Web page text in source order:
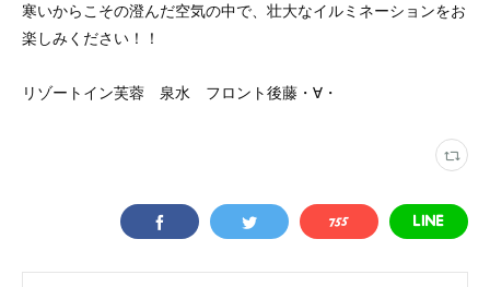
寒いからこその澄んだ空気の中で、壮大なイルミネーションをお
楽しみください！！
リゾートイン芙蓉 泉水 フロント後藤・∀・